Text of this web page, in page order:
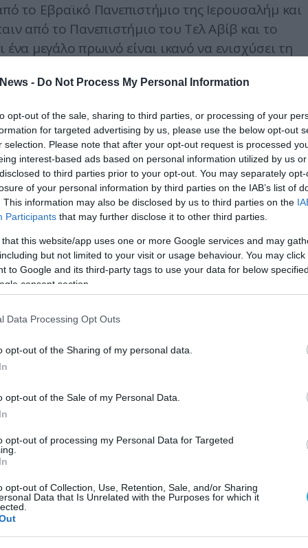
- Do Not Process My Personal Information
opt-out of the sale, sharing to third parties, or processing of your
for targeted advertising by us, please use the below opt-out
selection. Please note that after your opt-out request is processed
interest-based ads based on personal information utilized by us
to third parties prior to your opt-out. You may separately
of your personal information by third parties on the IAB’s list of
This information may also be disclosed by us to third parties on the
Participants that may further disclose it to other third parties.
that this website/app uses one or more Google services and may
but not limited to your visit or usage behaviour. You may
to Google and its third-party tags to use your data for below
consent section.
Data Processing Opt Outs
opt-out of the Sharing of my personal data.
opt-out of the Sale of my Personal Data.
opt-out of processing my Personal Data for Targeted
opt-out of Collection, Use, Retention, Sale, and/or Sharing
Data that Is Unrelated with the Purposes for which it
το Εβραϊκό Πανεπιστήμιο της Ιερουσαλήμ και
από το Πανεπιστήμιο του Τελ Αβίβ και το
μεγάλο πρωινό είναι ικανό να ενισχύσει τη
κύκλου, εξαιτίας του Συνδρόμου
περίπου το 6%-10% των γυναικών που
δυσκολίες σύλληψης. Το συγκεκριμένο
που οδηγεί στην αύξηση των ανδρογόνων
προβλήματα γονιμότητας και κίνδυνο
που πραγματοποιήθηκε στο Ιατρικό
αδύνατες γυναίκες με ΣΠΩ, ηλικίας 25-39 ετών
Και οι δύο ομάδες καλούνταν να καταναλώνουν
διαφορά στην ώρα κατανάλωσης του μεγάλου
το μεγάλο γεύμα της ημέρας – 980
Οι γυναίκες καλούνταν να καταγράφουν
έντυπο «Clinical Science», οι
μείωση ως προς τα επίπεδα γλυκόζης του
τάξεως του 8%. Αντίθετα, οι γυναίκες με το
αλλαγή.